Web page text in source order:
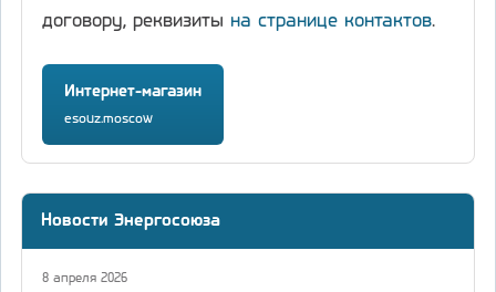
договору, реквизиты на странице контактов.
Интернет-магазин
esouz.moscow
Новости Энергосоюза
8 апреля 2026